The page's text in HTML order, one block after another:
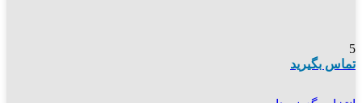
5
تماس بگیرید